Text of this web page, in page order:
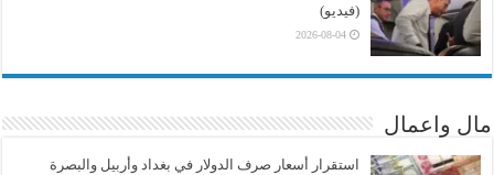
(فيديو)
2026-08-04
مال واعمال
استقرار أسعار صرف الدولار في بغداد وأربيل والبصرة